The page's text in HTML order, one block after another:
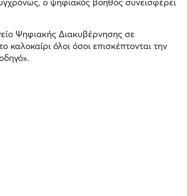
ο ψηφιακός βοηθός συνεισφέρει
Ψηφιακής Διακυβέρνησης σε
όλοι όσοι επισκέπτονται την